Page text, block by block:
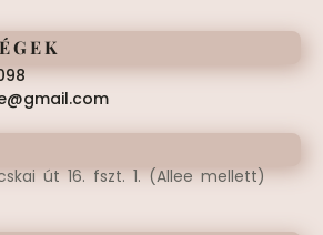
út 16. fszt. 1. (Allee mellett)